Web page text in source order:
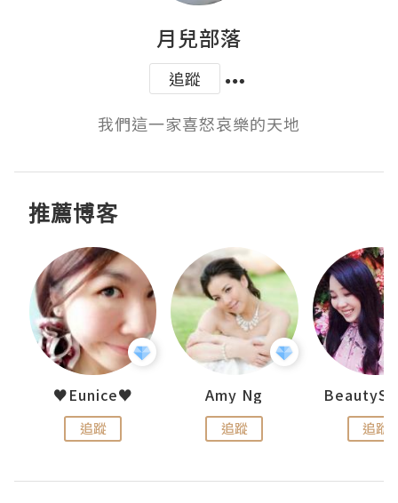
月兒部落
追蹤
我們這一家喜怒哀樂的天地
推薦博客
♥Eunice♥
追蹤
Amy Ng
追蹤 追蹤